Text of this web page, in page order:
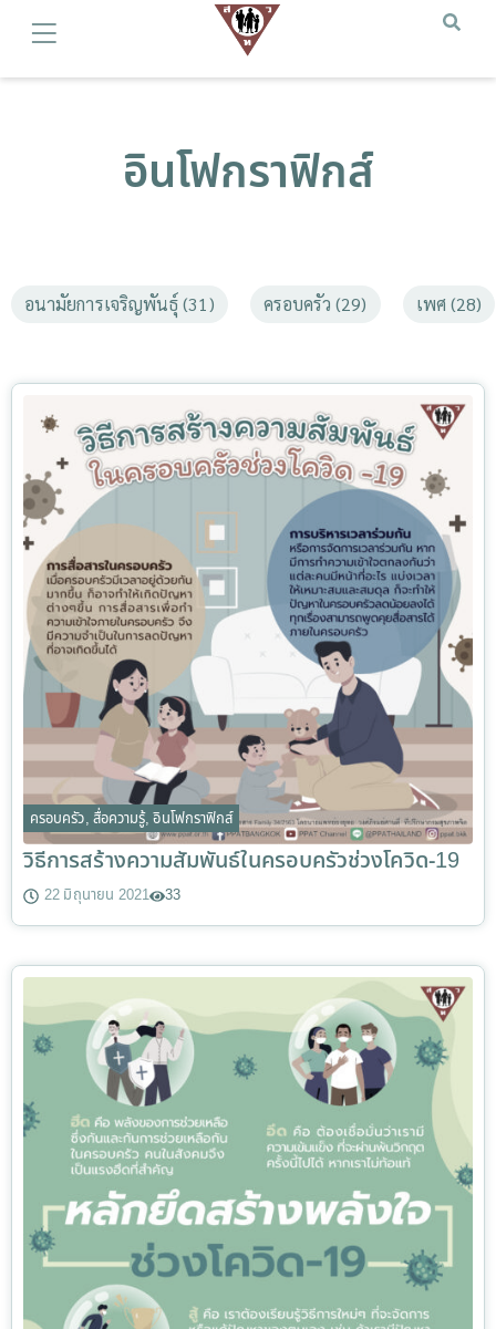
อินโฟกราฟิกส์
อนามัยการเจริญพันธุ์ (31) ครอบครัว (29) เพศ (28)
ครอบครัว, สื่อความรู้,อินโฟกราฟิกส์
วิธีการสร้างความสัมพันธ์ในครอบครัวช่วงโควิด-19
22 มิถุนายน 2021 33